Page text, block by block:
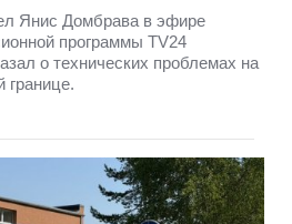
Янис Домбрава в эфире
программы TV24
о технических проблемах на
границе.